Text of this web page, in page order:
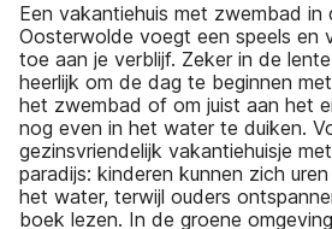
Een vakantiehuis met zwembad in
Oosterwolde voegt een speels en
toe aan je verblijf. Zeker in de
heerlijk om de dag te beginnen
het zwembad of om juist aan het
nog even in het water te duiken.
gezinsvriendelijk vakantiehuisje
paradijs: kinderen kunnen zich
het water, terwijl ouders
boek lezen. In de groene